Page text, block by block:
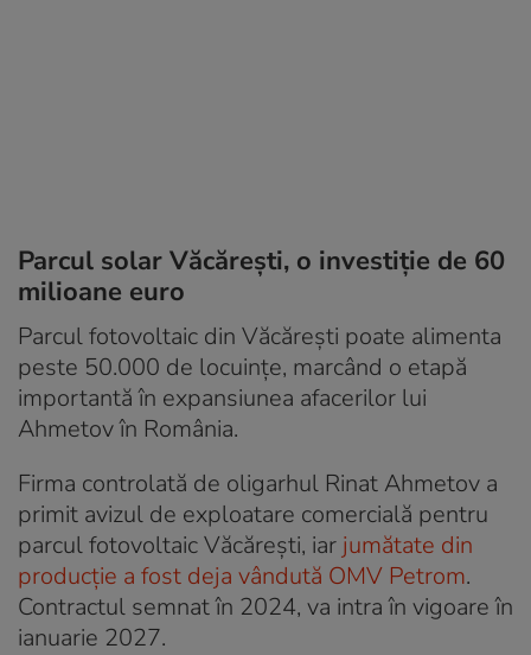
Parcul solar Văcărești, o investiție de 60
milioane euro
Parcul fotovoltaic din Văcărești poate alimenta
peste 50.000 de locuințe, marcând o etapă
importantă în expansiunea afacerilor lui
Ahmetov în România.
Firma controlată de oligarhul Rinat Ahmetov a
primit avizul de exploatare comercială pentru
parcul fotovoltaic Văcărești, iar jumătate din
producție a fost deja vândută OMV Petrom.
Contractul semnat în 2024, va intra în vigoare în
ianuarie 2027.